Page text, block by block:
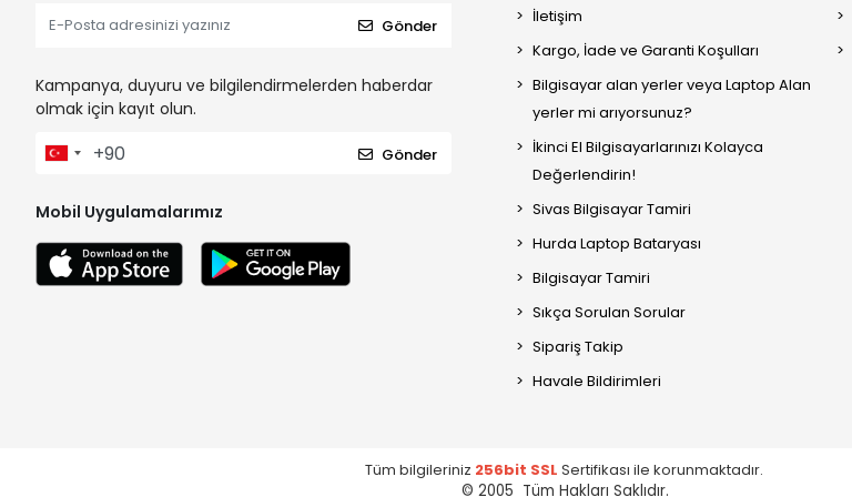
Gönder
Kampanya, duyuru ve bilgilendirmelerden haberdar
olmak için kayıt olun.
Gönder
Mobil Uygulamalarımız
İletişim
Kargo, İade ve Garanti Koşulları
Bilgisayar alan yerler veya Laptop Alan
yerler mi arıyorsunuz?
İkinci El Bilgisayarlarınızı Kolayca
Değerlendirin!
Sivas Bilgisayar Tamiri
Hurda Laptop Bataryası
Bilgisayar Tamiri
Sıkça Sorulan Sorular
Sipariş Takip
Havale Bildirimleri
Tüm bilgileriniz 256bit SSL Sertifikası ile korunmaktadır.
© 2005 Tüm Hakları Saklıdır.